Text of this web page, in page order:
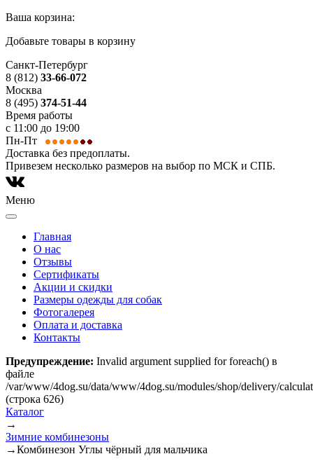
Ваша корзина:
Добавьте товары в корзину
Санкт-Петербург
8 (812) 33-66-072
Москва
8 (495) 374-51-44
Время работы
с 11:00 до 19:00
Пн-Пт
Доставка без предоплаты.
Привезем несколько размеров на выбор по МСК и СПБ.
Меню
Главная
О нас
Отзывы
Сертификаты
Акции и скидки
Размеры одежды для собак
Фотогалерея
Оплата и доставка
Контакты
Предупреждение: Invalid argument supplied for foreach() в
файле
/var/www/4dog.su/data/www/4dog.su/modules/shop/delivery/
(строка 626)
Каталог
→
Зимние комбинезоны
→Комбинезон Углы чёрный для мальчика